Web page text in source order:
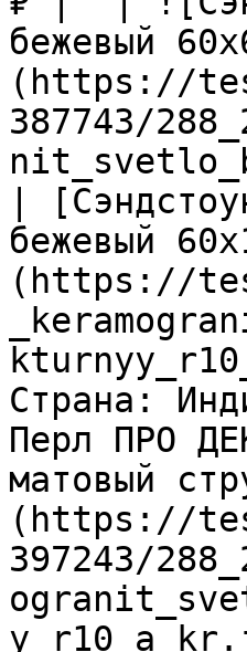
бежевый
(https://
387743/
|
бежевый
(https://
Страна:
Перл ПРО
матовый
(https://
397243/